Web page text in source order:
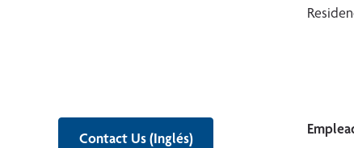
Contact Us (Inglés)